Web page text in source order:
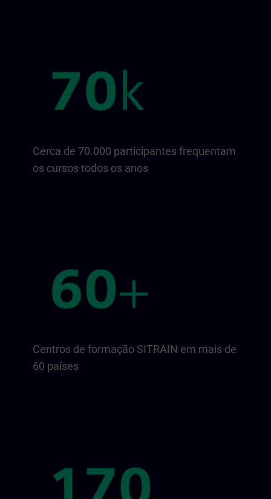
Cerca de 70.000 participantes frequentam
os cursos todos os anos
Centros de formação SITRAIN em mais de
60 países